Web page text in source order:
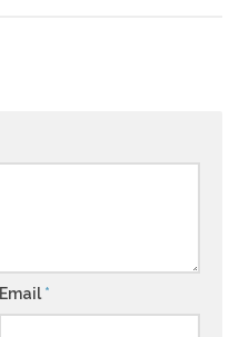
Email *